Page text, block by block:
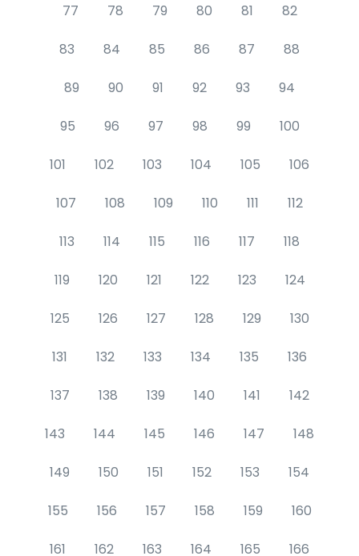
77 78 79 80 81 82
83 84 85 86 87 88
89 90 91 92 93 94
95 96 97 98 99 100
101 102 103 104 105 106
107 108 109 110 111 112
113 114 115 116 117 118
119 120 121 122 123 124
125 126 127 128 129 130
131 132 133 134 135 136
137 138 139 140 141 142
143 144 145 146 147 148
149 150 151 152 153 154
155 156 157 158 159 160
161 162 163 164 165 166